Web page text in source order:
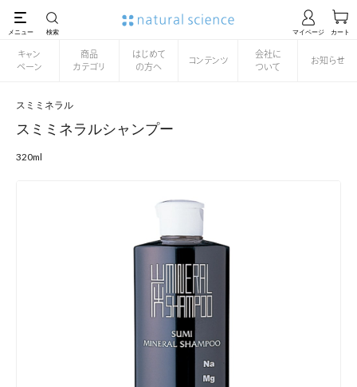
キャン
ペーン
商品
カテゴリ
はじめて
の方へ
コンテンツ
会社に
ついて
お知らせ
スミミネラル
スミミネラルシャンプー
320ml